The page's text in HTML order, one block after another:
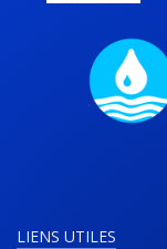
LIENS UTILES